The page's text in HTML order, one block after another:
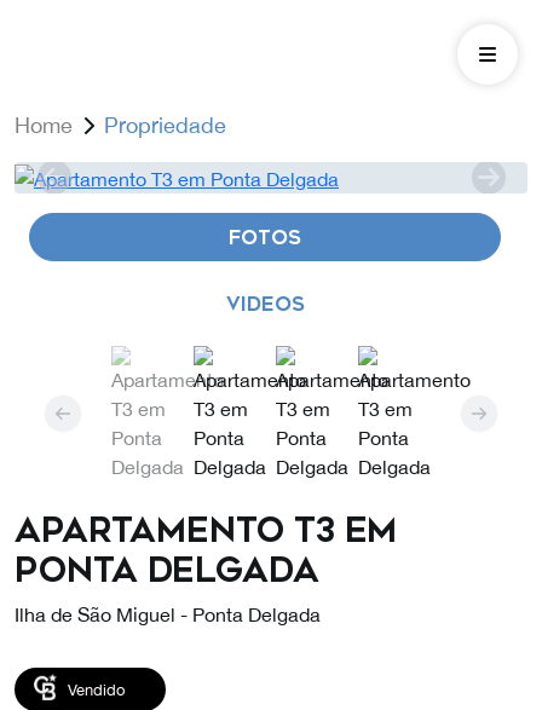
Home Propriedade
FOTOS
VIDEOS
Apartamento T3 em
Ponta Delgada
Ilha de São Miguel - Ponta Delgada
Vendido